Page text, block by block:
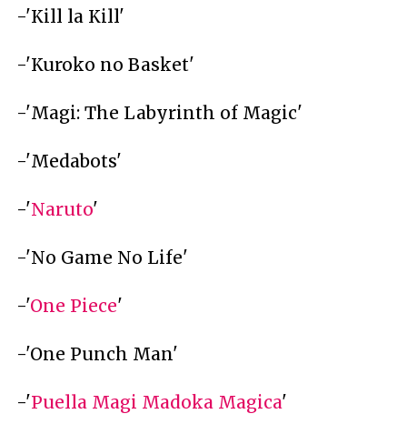
-'Kill la Kill'
-'Kuroko no Basket'
-'Magi: The Labyrinth of Magic'
-'Medabots'
-'Naruto'
-'No Game No Life'
-'One Piece'
-'One Punch Man'
-'Puella Magi Madoka Magica'